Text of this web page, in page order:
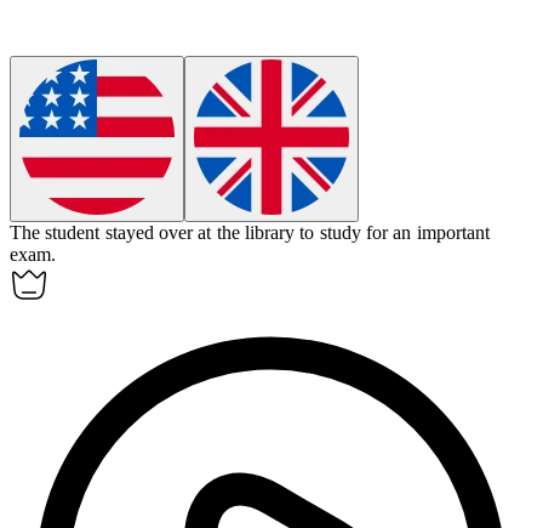
The student stayed over at the library to study for an important
exam.